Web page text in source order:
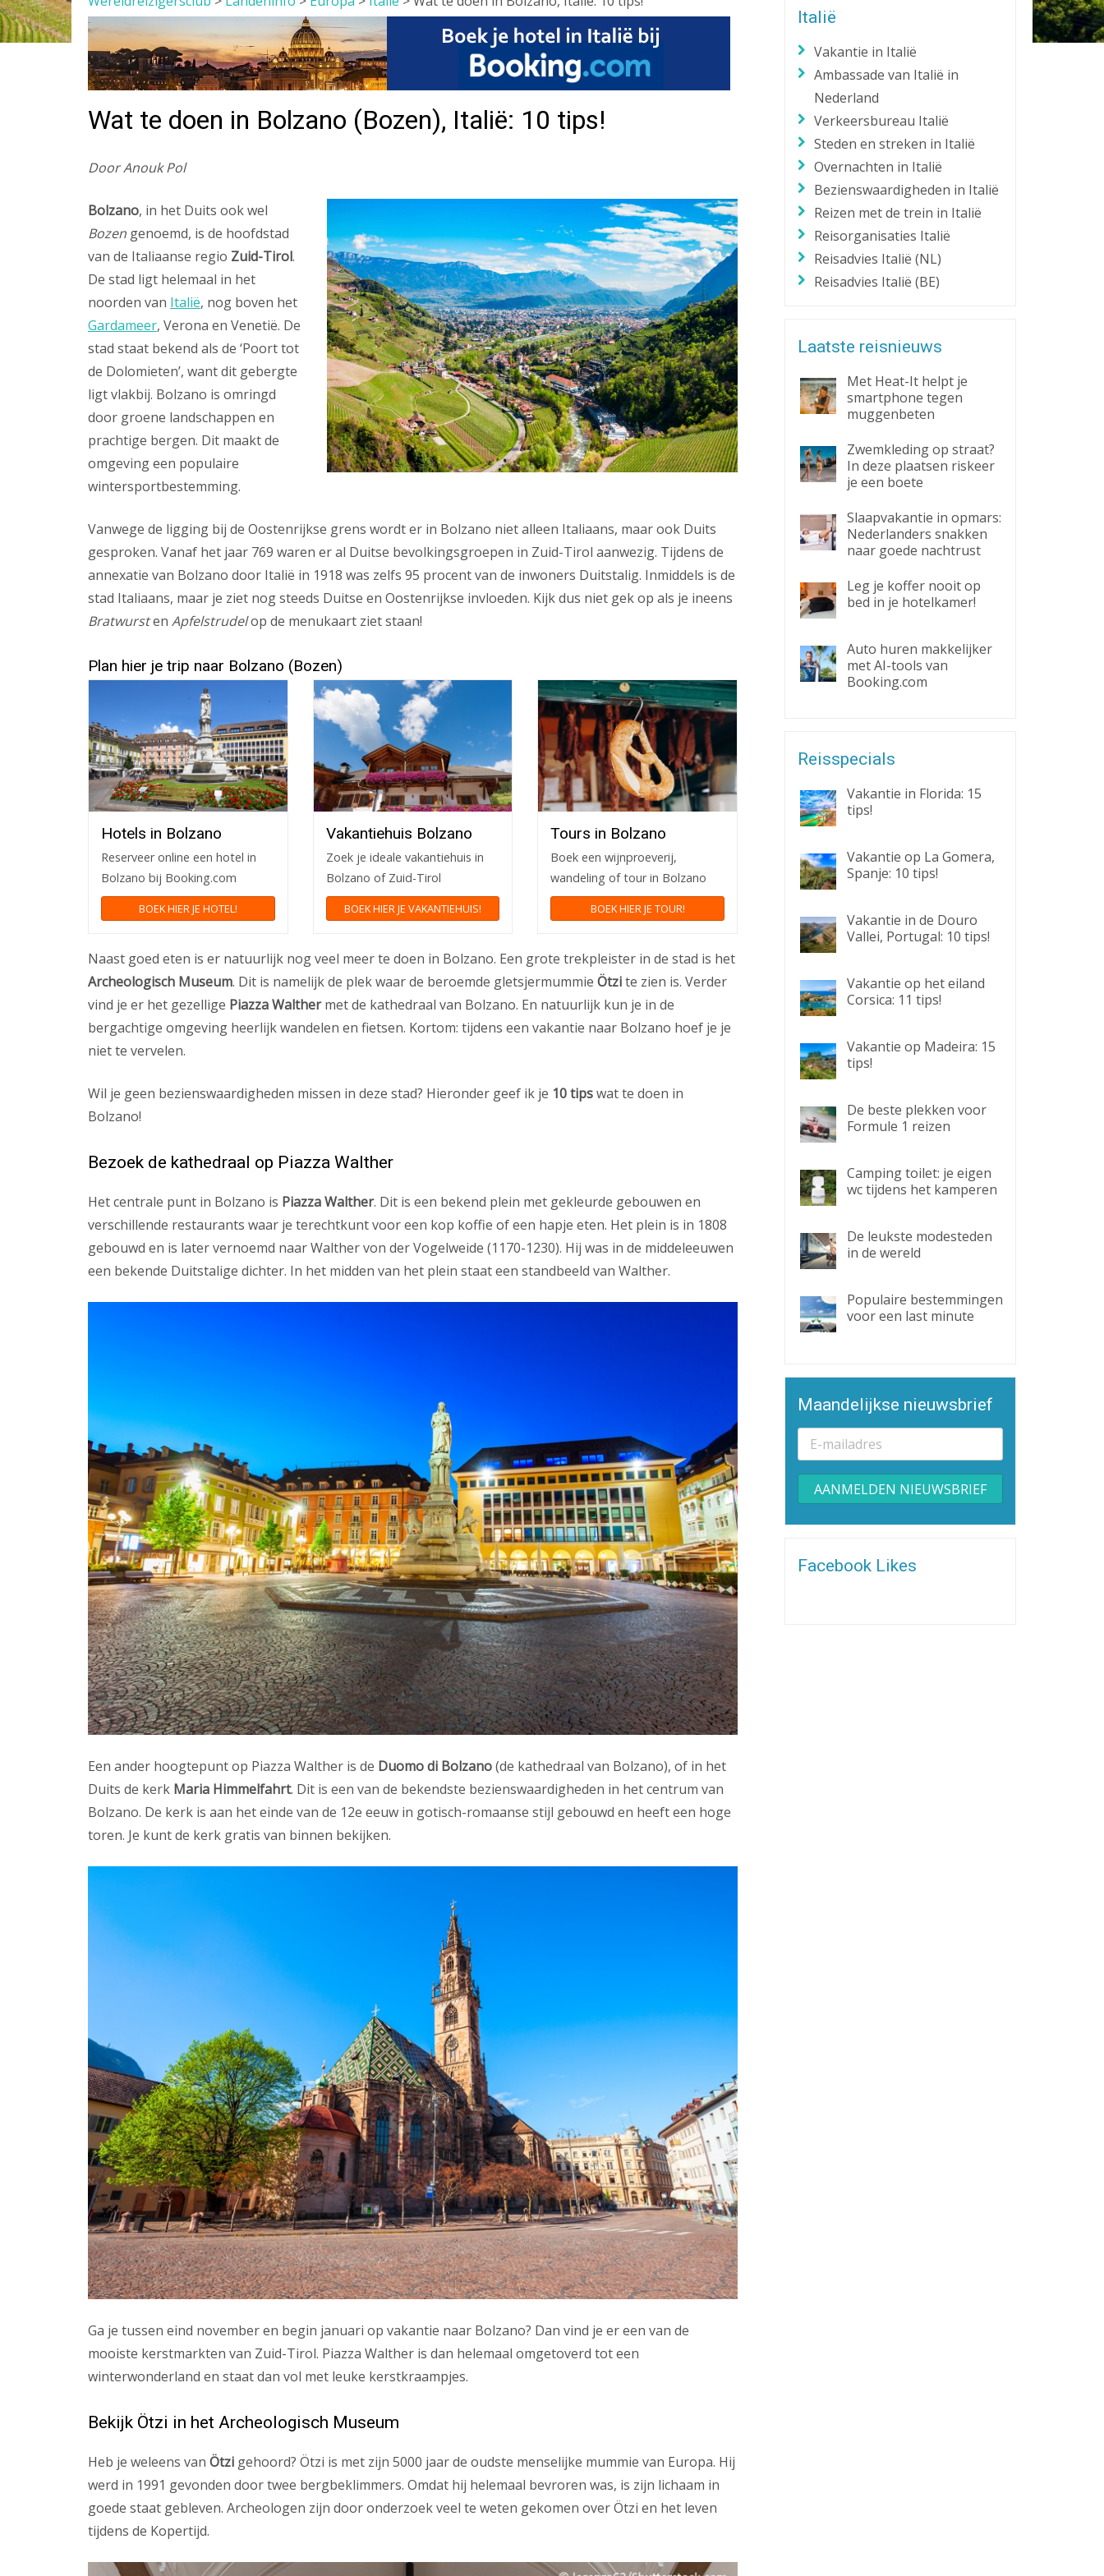
Zaklantaarn
Wat te doen in Bolzano (Bozen), Italië: 10 tips!
Door Anouk Pol
Bolzano, in het Duits ook wel
Bozen genoemd, is de hoofdstad
van de Italiaanse regio Zuid-Tirol.
De stad ligt helemaal in het
noorden van Italië, nog boven het
Gardameer, Verona en Venetië. De
stad staat bekend als de ‘Poort tot
de Dolomieten’, want dit gebergte
ligt vlakbij. Bolzano is omringd
door groene landschappen en
prachtige bergen. Dit maakt de
omgeving een populaire
wintersportbestemming.
Vanwege de ligging bij de Oostenrijkse grens wordt er in Bolzano niet alleen Italiaans, maar ook Duits
gesproken. Vanaf het jaar 769 waren er al Duitse bevolkingsgroepen in Zuid-Tirol aanwezig. Tijdens de
annexatie van Bolzano door Italië in 1918 was zelfs 95 procent van de inwoners Duitstalig. Inmiddels is de
stad Italiaans, maar je ziet nog steeds Duitse en Oostenrijkse invloeden. Kijk dus niet gek op als je ineens
Bratwursten Apfelstrudelop de menukaart ziet staan!
Plan hier je trip naar Bolzano (Bozen)
Hotels in Bolzano
Reserveer online een hotel in
Bolzano bij Booking.com
BOEK HIER JE HOTEL!
Vakantiehuis Bolzano
Zoek je ideale vakantiehuis in
Bolzano of Zuid-Tirol
BOEK HIER JE VAKANTIEHUIS!
Tours in Bolzano
Boek een wijnproeverij,
wandeling of tour in Bolzano
BOEK HIER JE TOUR!
Naast goed eten is er natuurlijk nog veel meer te doen in Bolzano. Een grote trekpleister in de stad is het
Archeologisch Museum. Dit is namelijk de plek waar de beroemde gletsjermummie Ötzite zien is. Verder
vind je er het gezellige Piazza Walthermet de kathedraal van Bolzano. En natuurlijk kun je in de
bergachtige omgeving heerlijk wandelen en fietsen. Kortom: tijdens een vakantie naar Bolzano hoef je je
niet te vervelen.
Wil je geen bezienswaardigheden missen in deze stad? Hieronder geef ik je 10 tipswat te doen in
Bolzano!
Bezoek de kathedraal op Piazza Walther
Het centrale punt in Bolzano is Piazza Walther. Dit is een bekend plein met gekleurde gebouwen en
verschillende restaurants waar je terechtkunt voor een kop koffie of een hapje eten. Het plein is in 1808
gebouwd en is later vernoemd naar Walther von der Vogelweide (1170-1230). Hij was in de middeleeuwen
een bekende Duitstalige dichter. In het midden van het plein staat een standbeeld van Walther.
Een ander hoogtepunt op Piazza Walther is de Duomo di Bolzano(de kathedraal van Bolzano), of in het
Duits de kerk Maria Himmelfahrt. Dit is een van de bekendste bezienswaardigheden in het centrum van
Bolzano. De kerk is aan het einde van de 12e eeuw in gotisch-romaanse stijl gebouwd en heeft een hoge
toren. Je kunt de kerk gratis van binnen bekijken.
Ga je tussen eind november en begin januari op vakantie naar Bolzano? Dan vind je er een van de
mooiste kerstmarkten van Zuid-Tirol. Piazza Walther is dan helemaal omgetoverd tot een
winterwonderland en staat dan vol met leuke kerstkraampjes.
Bekijk Ötzi in het Archeologisch Museum
Heb je weleens van Ötzi gehoord? Ötzi is met zijn 5000 jaar de oudste menselijke mummie van Europa. Hij
werd in 1991 gevonden door twee bergbeklimmers. Omdat hij helemaal bevroren was, is zijn lichaam in
goede staat gebleven. Archeologen zijn door onderzoek veel te weten gekomen over Ötzi en het leven
tijdens de Kopertijd.
Italië
Vakantie in Italië
Ambassade van Italië in
Nederland
Verkeersbureau Italië
Steden en streken in Italië
Overnachten in Italië
Bezienswaardigheden in Italië
Reizen met de trein in Italië
Reisorganisaties Italië
Reisadvies Italië (NL)
Reisadvies Italië (BE)
Laatste reisnieuws
Met Heat-It helpt je
smartphone tegen
muggenbeten
Zwemkleding op straat?
In deze plaatsen riskeer
je een boete
Slaapvakantie in opmars:
Nederlanders snakken
naar goede nachtrust
Leg je koffer nooit op
bed in je hotelkamer!
Auto huren makkelijker
met AI-tools van
Booking.com
Reisspecials
Vakantie in Florida: 15
tips!
Vakantie op La Gomera,
Spanje: 10 tips!
Vakantie in de Douro
Vallei, Portugal: 10 tips!
Vakantie op het eiland
Corsica: 11 tips!
Vakantie op Madeira: 15
tips!
De beste plekken voor
Formule 1 reizen
Camping toilet: je eigen
wc tijdens het kamperen
De leukste modesteden
in de wereld
Populaire bestemmingen
voor een last minute
Maandelijkse nieuwsbrief
Alternative:
Facebook Likes